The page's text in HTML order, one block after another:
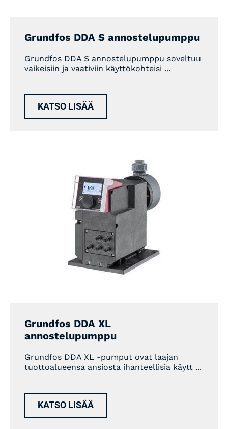
Grundfos DDA S annostelupumppu
Grundfos DDA S annostelupumppu soveltuu
vaikeisiin ja vaativiin käyttökohteisi ...
KATSO LISÄÄ
Grundfos DDA XL
annostelupumppu
Grundfos DDA XL -pumput ovat laajan
tuottoalueensa ansiosta ihanteellisia käytt ...
KATSO LISÄÄ